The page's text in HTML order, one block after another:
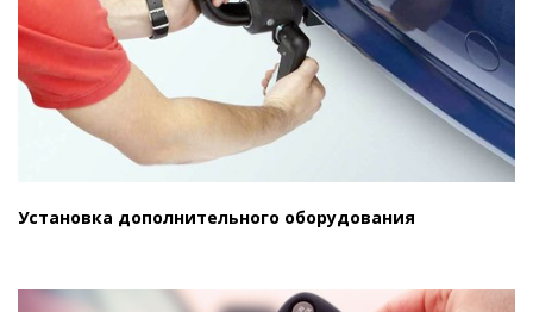
Установка дополнительного оборудования